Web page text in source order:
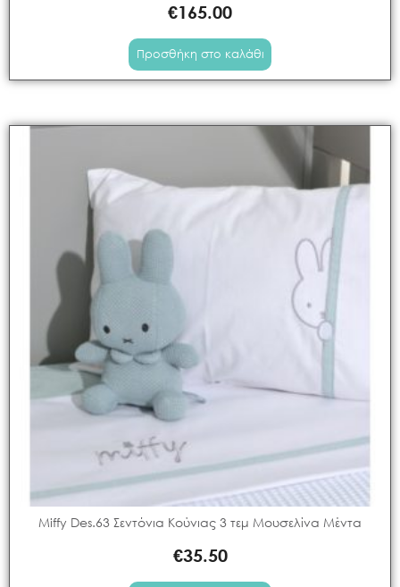
€165.00
Προσθήκη στο καλάθι
Miffy Des.63 Σεντόνια Κούνιας 3 τεμ Μουσελίνα Μέντα
€35.50